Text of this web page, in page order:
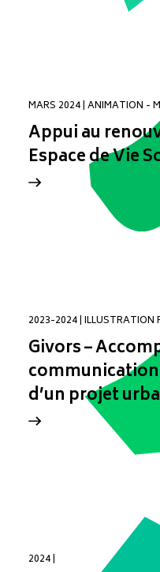
MARS 2024 | ANIMATION -
Appui au
Espace de Vie
2023-2024 | ILLUSTRATION
Givors –
d’un projet
2024 |